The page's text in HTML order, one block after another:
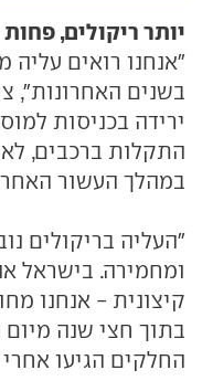
יותר ריקולים,
"אנחנו רואים
בשנים האחרונות",
ירידה בכניסות
במהלך העשור
"העליה בריקולים
ומחמירה. בישראל
קיצונית - אנחנו
בתוך חצי שנה מיום
החלקים הגיעו אחרי 4 חודשים".